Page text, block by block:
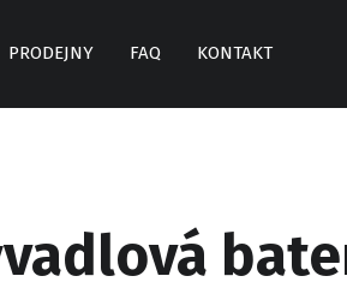
PRODEJNY FAQ KONTAKT